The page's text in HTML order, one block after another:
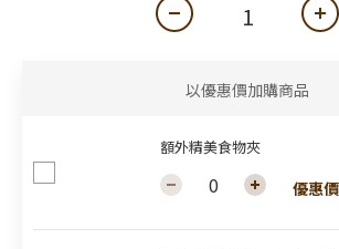
以優惠價加購商品
額外精美食物夾
優惠